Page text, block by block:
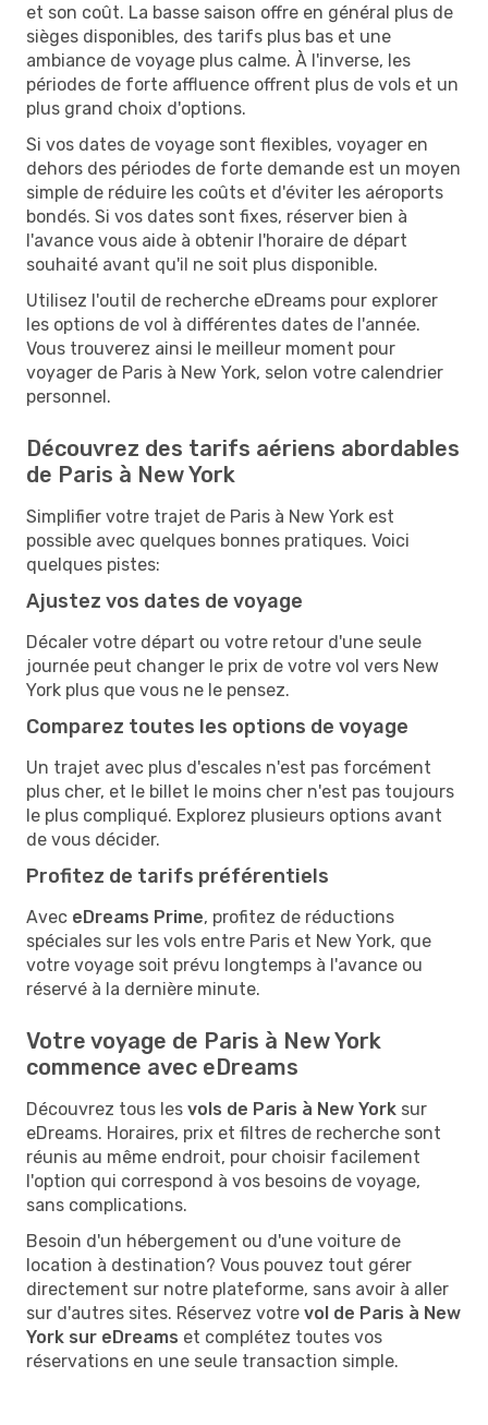
et son coût. La basse saison offre en général plus de
sièges disponibles, des tarifs plus bas et une
ambiance de voyage plus calme. À l'inverse, les
périodes de forte affluence offrent plus de vols et un
plus grand choix d'options.
Si vos dates de voyage sont flexibles, voyager en
dehors des périodes de forte demande est un moyen
simple de réduire les coûts et d'éviter les aéroports
bondés. Si vos dates sont fixes, réserver bien à
l'avance vous aide à obtenir l'horaire de départ
souhaité avant qu'il ne soit plus disponible.
Utilisez l'outil de recherche eDreams pour explorer
les options de vol à différentes dates de l'année.
Vous trouverez ainsi le meilleur moment pour
voyager de Paris à New York, selon votre calendrier
personnel.
Découvrez des tarifs aériens abordables
de Paris à New York
Simplifier votre trajet de Paris à New York est
possible avec quelques bonnes pratiques. Voici
quelques pistes:
Ajustez vos dates de voyage
Décaler votre départ ou votre retour d'une seule
journée peut changer le prix de votre vol vers New
York plus que vous ne le pensez.
Comparez toutes les options de voyage
Un trajet avec plus d'escales n'est pas forcément
plus cher, et le billet le moins cher n'est pas toujours
le plus compliqué. Explorez plusieurs options avant
de vous décider.
Profitez de tarifs préférentiels
Avec eDreams Prime, profitez de réductions
spéciales sur les vols entre Paris et New York, que
votre voyage soit prévu longtemps à l'avance ou
réservé à la dernière minute.
Votre voyage de Paris à New York
commence avec eDreams
Découvrez tous les vols de Paris à New York sur
eDreams. Horaires, prix et filtres de recherche sont
réunis au même endroit, pour choisir facilement
l'option qui correspond à vos besoins de voyage,
sans complications.
Besoin d'un hébergement ou d'une voiture de
location à destination? Vous pouvez tout gérer
directement sur notre plateforme, sans avoir à aller
sur d'autres sites. Réservez votre vol de Paris à New
York sur eDreams et complétez toutes vos
réservations en une seule transaction simple.